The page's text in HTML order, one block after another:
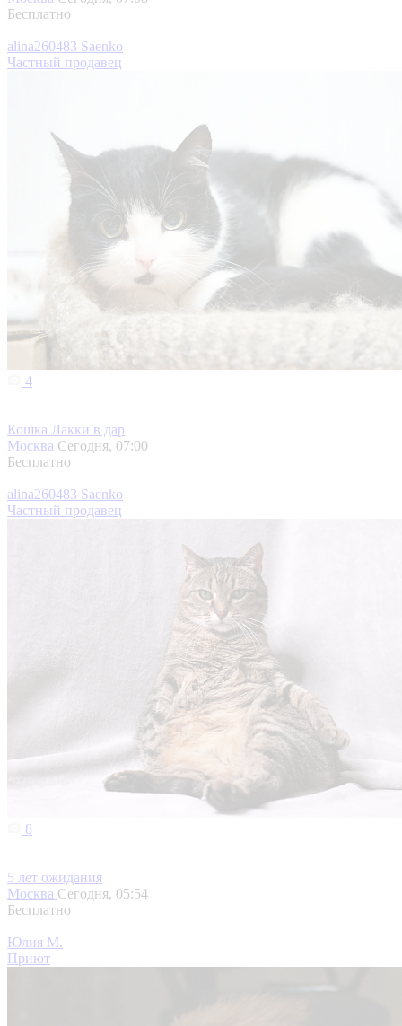
Бесплатно
alina260483 Saenko
Частный продавец
4
Кошка Лакки в дар
Москва Сегодня, 07:00
Бесплатно
alina260483 Saenko
Частный продавец
8
5 лет ожидания
Москва Сегодня, 05:54
Бесплатно
Юлия М.
Приют